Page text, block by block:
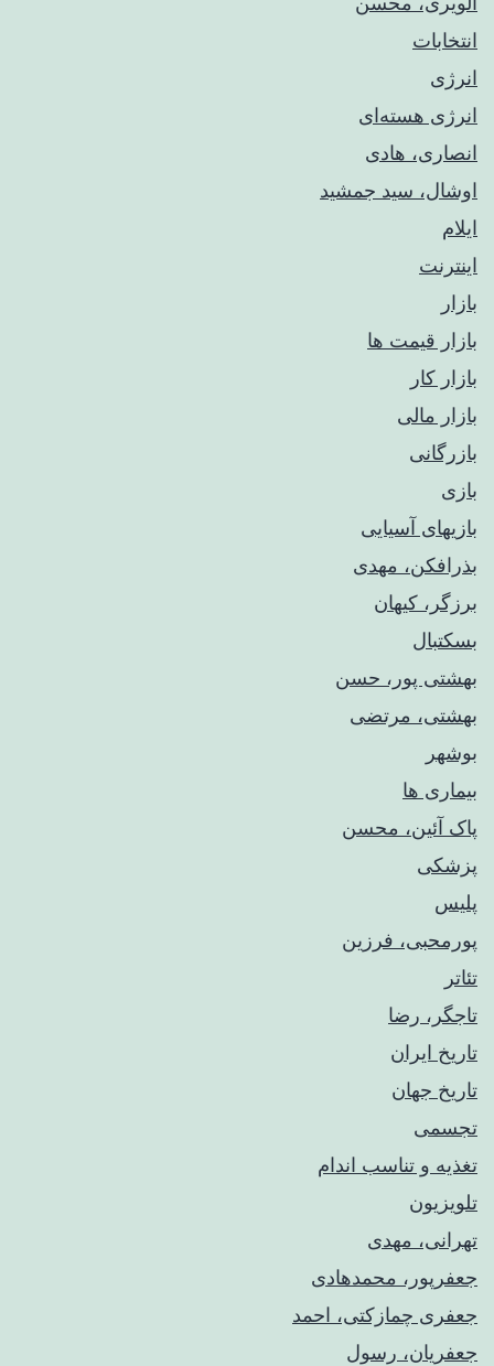
انتخابات
انرژی
انرژی هسته‌ای
انصاری، هادی
اوشال، سید جمشید
ایلام
اینترنت
بازار
بازار قیمت ها
بازار کار
بازار مالی
بازرگانی
بازی
بازیهای آسیایی
بذرافکن، مهدی
برزگر، کیهان
بسکتبال
بهشتی پور، حسن
بهشتی، مرتضی
بوشهر
بیماری ها
پاک آئین، محسن
پزشکی
پلیس
پورمحبی، فرزین
تئاتر
تاجگر، رضا
تاریخ ایران
تاریخ جهان
تجسمی
تغذیه و تناسب اندام
تلویزیون
تهرانی، مهدی
جعفرپور، محمدهادی
جعفری چمازکتی، احمد
جعفریان، رسول